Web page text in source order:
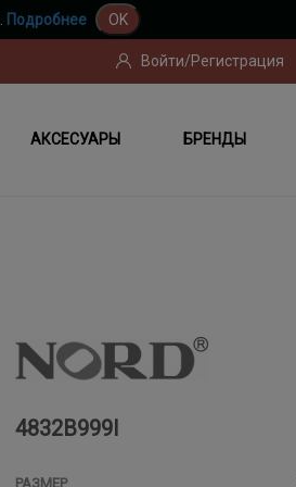
Подробнее OK
Войти/Регистрация
АКСЕСУАРЫ БРЕНДЫ
4832B999I
РАЗМЕР